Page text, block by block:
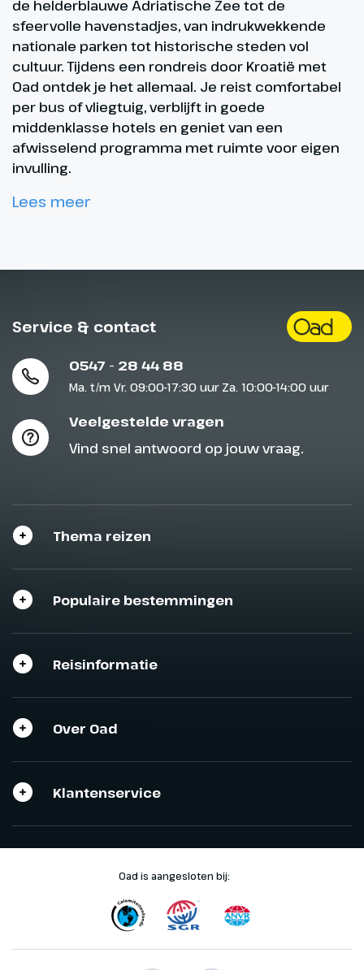
de helderblauwe Adriatische Zee tot de
sfeervolle havenstadjes, van indrukwekkende
nationale parken tot historische steden vol
cultuur. Tijdens een rondreis door Kroatië met
Oad ontdek je het allemaal. Je reist comfortabel
per bus of vliegtuig, verblijft in goede
middenklasse hotels en geniet van een
afwisselend programma met ruimte voor eigen
invulling.
Lees meer
Service & contact
0547 - 28 44 88
Ma. t/m Vr. 09:00-17:30 uur Za. 10:00-14:00 uur
Veelgestelde vragen
Vind snel antwoord op jouw vraag.
Thema reizen
Populaire bestemmingen
Reisinformatie
Over Oad
Klantenservice
Oad is aangesloten bij: